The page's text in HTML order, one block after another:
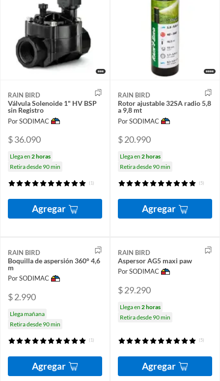
RAIN BIRD
Válvula Solenoide 1" HV BSP
sin Registro
Por SODIMAC
$ 36.090
Llega en 2 horas
Retira desde 90 min
(1)
Agregar
RAIN BIRD
Rotor ajustable 32SA radio 5,8
a 9,8 mt
Por SODIMAC
$ 20.990
Llega en 2 horas
Retira desde 90 min
(5)
Agregar
RAIN BIRD
Boquilla de aspersión 360° 4,6
m
Por SODIMAC
$ 2.990
Llega mañana
Retira desde 90 min
(1)
Agregar
RAIN BIRD
Aspersor AG5 maxi paw
Por SODIMAC
$ 29.290
Llega en 2 horas
Retira desde 90 min
(5)
Agregar